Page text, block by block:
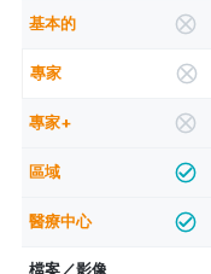
檔案／影像